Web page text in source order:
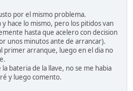
por el mismo problema.
hace lo mismo, pero los pitidos van
hasta que acelero con decision
unos minutos ante de arrancar).
primer arranque, luego en el dia no
bateria de la llave, no se me habia
y luego comento.